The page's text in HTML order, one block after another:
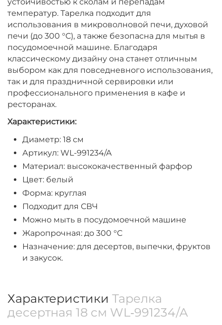
температур. Тарелка подходит для
использования в микроволновой печи, духовой
печи (до 300 °C), а также безопасна для мытья в
посудомоечной машине. Благодаря
классическому дизайну она станет отличным
выбором как для повседневного использования,
так и для праздничной сервировки или
профессионального применения в кафе и
ресторанах.
Характеристики:
Диаметр: 18 см
Артикул: WL-991234/A
Материал: высококачественный фарфор
Цвет: белый
Форма: круглая
Подходит для СВЧ
Можно мыть в посудомоечной машине
Жаропрочная: до 300 °C
Назначение: для десертов, выпечки, фруктов
и закусок.
Характеристики Тарелка
десертная 18 см WL‑991234/A